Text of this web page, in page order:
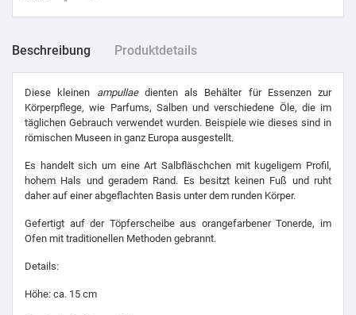
Beschreibung Produktdetails
Diese kleinen ampullaedienten als Behälter für Essenzen zur
Körperpflege, wie Parfums, Salben und verschiedene Öle, die im
täglichen Gebrauch verwendet wurden. Beispiele wie dieses sind in
römischen Museen in ganz Europa ausgestellt.
Es handelt sich um eine Art Salbfläschchen mit kugeligem Profil,
hohem Hals und geradem Rand. Es besitzt keinen Fuß und ruht
daher auf einer abgeflachten Basis unter dem runden Körper.
Gefertigt auf der Töpferscheibe aus orangefarbener Tonerde, im
Ofen mit traditionellen Methoden gebrannt.
Details:
Höhe: ca. 15 cm